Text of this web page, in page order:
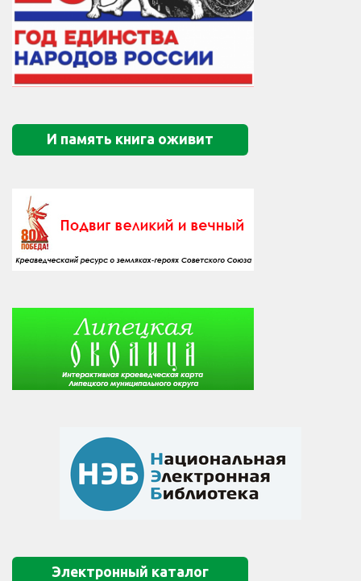
И память книга оживит
Электронный каталог